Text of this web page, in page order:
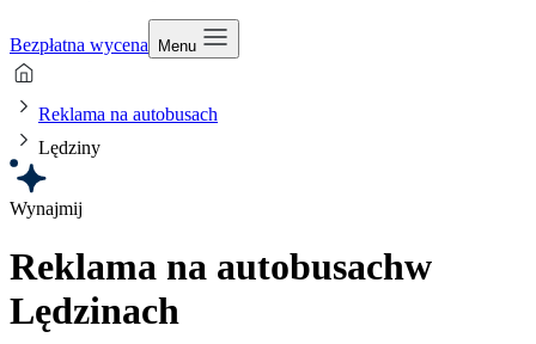
Bezpłatna wycena Menu
Reklama na autobusach
Lędziny
Wynajmij
Reklama na autobusachw
Lędzinach